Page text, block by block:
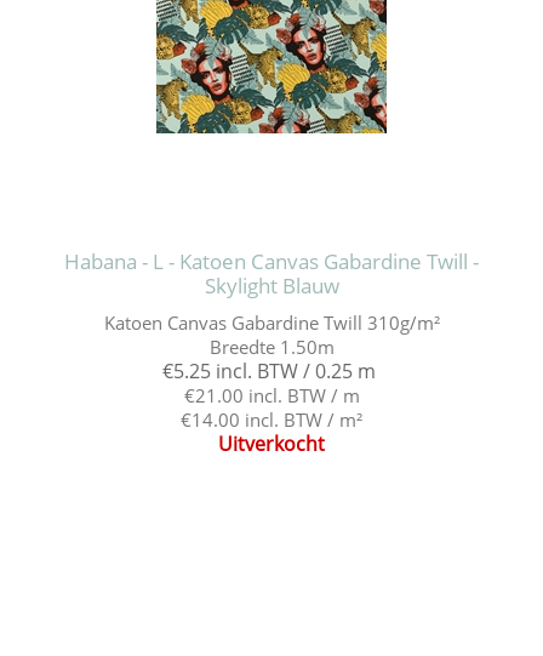
Habana - L - Katoen Canvas Gabardine Twill -
Skylight Blauw
Katoen Canvas Gabardine Twill 310g/m²
Breedte 1.50m
€5.25 incl. BTW / 0.25 m
€21.00 incl. BTW / m
€14.00 incl. BTW / m²
Uitverkocht